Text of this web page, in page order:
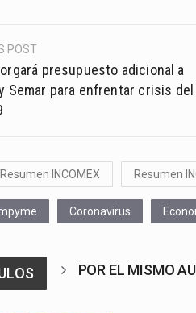
POST
presupuesto adicional a
Semar para enfrentar crisis del
Resumen INCOMEX Resumen
Coronavirus
POR EL MISMO